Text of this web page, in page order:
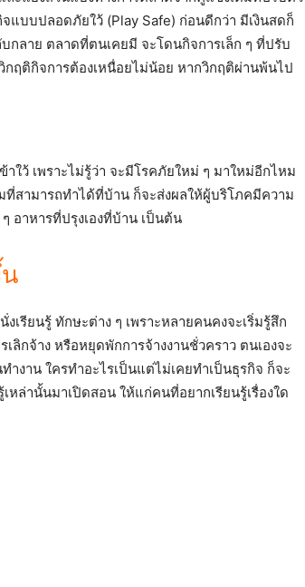
แบบปลอดภัยใว้ (Play Safe) ก่อนดีกว่า มีเงินสดก็
กลาย ตลาดที่ตนเคยมี จะโดนกิจการเล็ก ๆ ที่ปรับ
ฤติกิจการต้องเหนื่อยไม่น้อย หากวิกฤติผ่านพ้นไป
ใว้ เพราะไม่รู้ว่า จะมีโรคภัยใหม่ ๆ มาใหม่อีกไหม
สามารถทำได้ที่บ้าน ก็จะส่งผลให้ผู้บริโภคมีความ
อาหารที่ปรุงเองที่บ้าน เป็นต้น
รียนรู้ ทักษะต่าง ๆ เพราะหลายคนคงจะเริ่มรู้สึก
ลิกจ้าง หรือหยุดพักการจ้างงานชั่วคราว ตนเองจะ
งาน ใครทำอะไรเป็นแต่ไม่เคยทำเป็นธุรกิจ ก็จะ
หล่านั้นมาเปิดสอน ให้แก่คนที่อยากเรียนรู้เรื่องใด